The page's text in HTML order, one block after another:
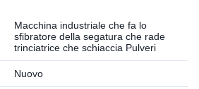
Macchina industriale che fa lo
sfibratore della segatura che rade
trinciatrice che schiaccia Pulveri
Nuovo